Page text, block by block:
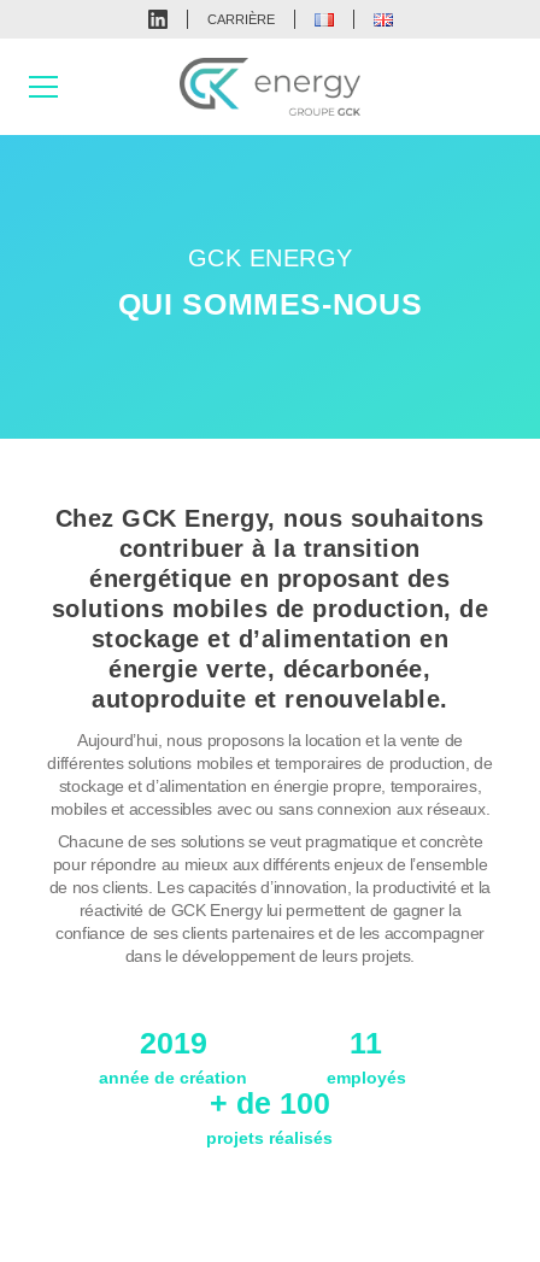
CARRIÈRE
QUI SOMMES-NOUS
GCK ENERGY
Chez GCK Energy, nous souhaitons
contribuer à la transition
énergétique en proposant des
solutions mobiles de production, de
stockage et d’alimentation en
énergie verte, décarbonée,
autoproduite et renouvelable.
Aujourd’hui, nous proposons la location et la vente de
différentes solutions mobiles et temporaires de production, de
stockage et d’alimentation en énergie propre, temporaires,
mobiles et accessibles avec ou sans connexion aux réseaux.
Chacune de ses solutions se veut pragmatique et concrète
pour répondre au mieux aux différents enjeux de l’ensemble
de nos clients. Les capacités d’innovation, la productivité et la
réactivité de GCK Energy lui permettent de gagner la
confiance de ses clients partenaires et de les accompagner
dans le développement de leurs projets.
2019
année de création
11
employés
+ de 100
projets réalisés